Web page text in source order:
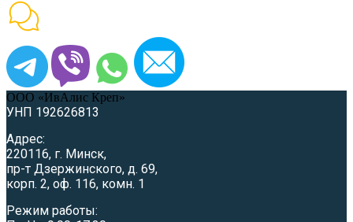
ООО «ИвАлис Креп»
УНП 192626813
Адрес:
220116, г. Минск,
пр-т Дзержинского, д. 69,
корп. 2, оф. 116, комн. 1
Режим работы: